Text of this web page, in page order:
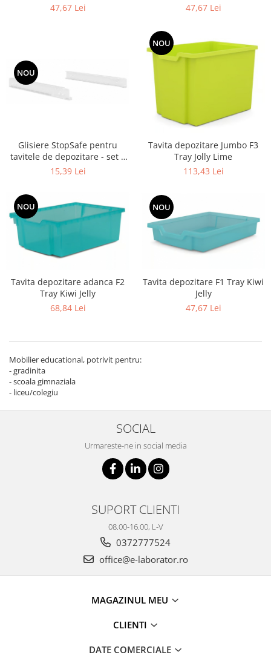
47,67 Lei
47,67 Lei
NOU
Glisiere StopSafe pentru
tavitele de depozitare - set 2
bucati
15,39 Lei
NOU
Tavita depozitare Jumbo F3
Tray Jolly Lime
113,43 Lei
NOU
Tavita depozitare adanca F2
Tray Kiwi Jelly
68,84 Lei
NOU
Tavita depozitare F1 Tray Kiwi
Jelly
47,67 Lei
Mobilier educational, potrivit pentru:
- gradinita
- scoala gimnaziala
- liceu/colegiu
SOCIAL
Urmareste-ne in social media
SUPORT CLIENTI
08.00-16.00, L-V
0372777524
office@e-laborator.ro
MAGAZINUL MEU
CLIENTI
DATE COMERCIALE